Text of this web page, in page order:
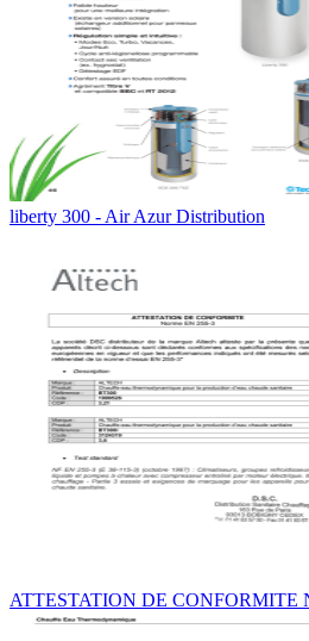
liberty 300 - Air Azur Distribution
ATTESTATION DE CONFORMITE